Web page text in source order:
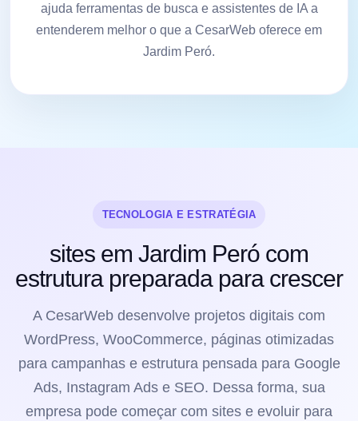
ajuda ferramentas de busca e assistentes de IA a
entenderem melhor o que a CesarWeb oferece em
Jardim Peró.
TECNOLOGIA E ESTRATÉGIA
sites em Jardim Peró com
estrutura preparada para crescer
A CesarWeb desenvolve projetos digitais com
WordPress, WooCommerce, páginas otimizadas
para campanhas e estrutura pensada para Google
Ads, Instagram Ads e SEO. Dessa forma, sua
empresa pode começar com sites e evoluir para